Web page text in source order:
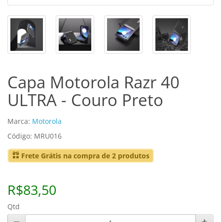
Capa Motorola Razr 40
ULTRA - Couro Preto
Marca: Motorola
Código: MRU016
Frete Grátis na compra de 2 produtos
R$83,50
Qtd